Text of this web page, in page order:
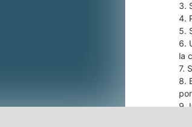
3.
4.
5.
6.
la
7.
8.
9.